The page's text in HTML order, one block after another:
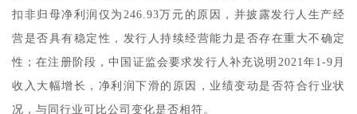
扣非归母净利润仅为246.93万元的原因，并披露发行人生产经
营是否具有稳定性，发行人持续经营能力是否存在重大不确定
性；在注册阶段，中国证监会要求发行人补充说明2021年1-9月
收入大幅增长，净利润下滑的原因，业绩变动是否符合行业状
况，与同行业可比公司变化是否相符。